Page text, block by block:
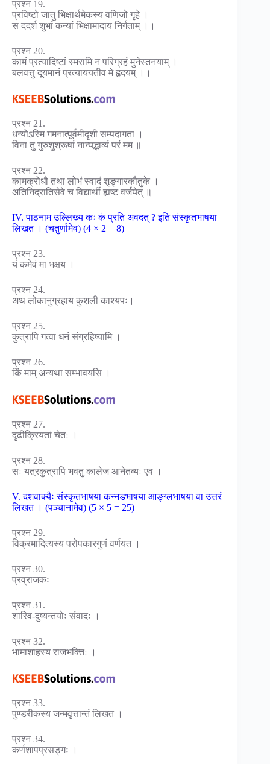
प्रश्न 19.
प्रविष्टो जातु भिक्षार्थमेकस्य वणिजो गृहे ।
स ददर्श शुभां कन्यां भिक्षामादाय निर्गताम् ।।
प्रश्न 20.
कामं प्रत्यादिष्टां स्मरामि न परिग्रहं मुनेस्तनयाम् ।
बलवत्तु दूयमानं प्रत्याययतीव मे हृदयम् ।।
प्रश्न 21.
धन्योऽस्मि गमनात्पूर्वमीदृशी सम्पदागता ।
विना तु गुरुशुश्रूषां नान्यद्भाव्यं परं मम ॥
प्रश्न 22.
कामक्रोधौ तथा लोभं स्वादं शृङ्गारकौतुके ।
अतिनिद्रातिसेवे च विद्यार्थी ह्यष्ट वर्जयेत् ॥
IV. पाठनाम उल्लिख्य कः कं प्रति अवदत् ? इति संस्कृतभाषया
लिखत । (चतुर्णामेव) (4 × 2 = 8)
प्रश्न 23.
यं कमेवं मा भक्षय ।
प्रश्न 24.
अथ लोकानुग्रहाय कुशली काश्यपः।
प्रश्न 25.
कुत्रापि गत्वा धनं संग्रहिष्यामि ।
प्रश्न 26.
किं माम् अन्यथा सम्भावयसि ।
प्रश्न 27.
दृढीक्रियतां चेतः ।
प्रश्न 28.
सः यत्रकुत्रापि भवतु कालेज आनेतव्यः एव ।
V. दशवाक्यैः संस्कृतभाषया कन्नडभाषया आङ्ग्लभाषया वा उत्तरं
लिखत । (पञ्चानामेव) (5 × 5 = 25)
प्रश्न 29.
विक्रमादित्यस्य परोपकारगुणं वर्णयत ।
प्रश्न 30.
प्रव्राजकः
प्रश्न 31.
शारिव-दुष्यन्तयोः संवादः ।
प्रश्न 32.
भामाशाहस्य राजभक्तिः ।
प्रश्न 33.
पुण्डरीकस्य जन्मवृत्तान्तं लिखत ।
प्रश्न 34.
कर्णशापप्रसङ्गः ।